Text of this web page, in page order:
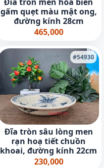
gấm quẹt màu mật ong,
đường kính 28cm
465,000
#54930
Đĩa tròn sâu lòng men
rạn hoạ tiết chuồn
khoai, đường kính 22cm
230,000